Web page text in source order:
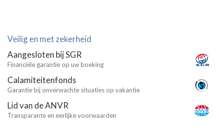
Veilig en met zekerheid
Aangesloten bij SGR
Financiële garantie op uw boeking
Calamiteitenfonds
Garantie bij onverwachte situaties op vakantie
Lid van de ANVR
Transparante en eerlijke voorwaarden